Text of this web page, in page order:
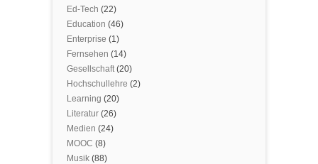
Ed-Tech (22)
Education (46)
Enterprise (1)
Fernsehen (14)
Gesellschaft (20)
Hochschullehre (2)
Learning (20)
Literatur (26)
Medien (24)
MOOC (8)
Musik (88)